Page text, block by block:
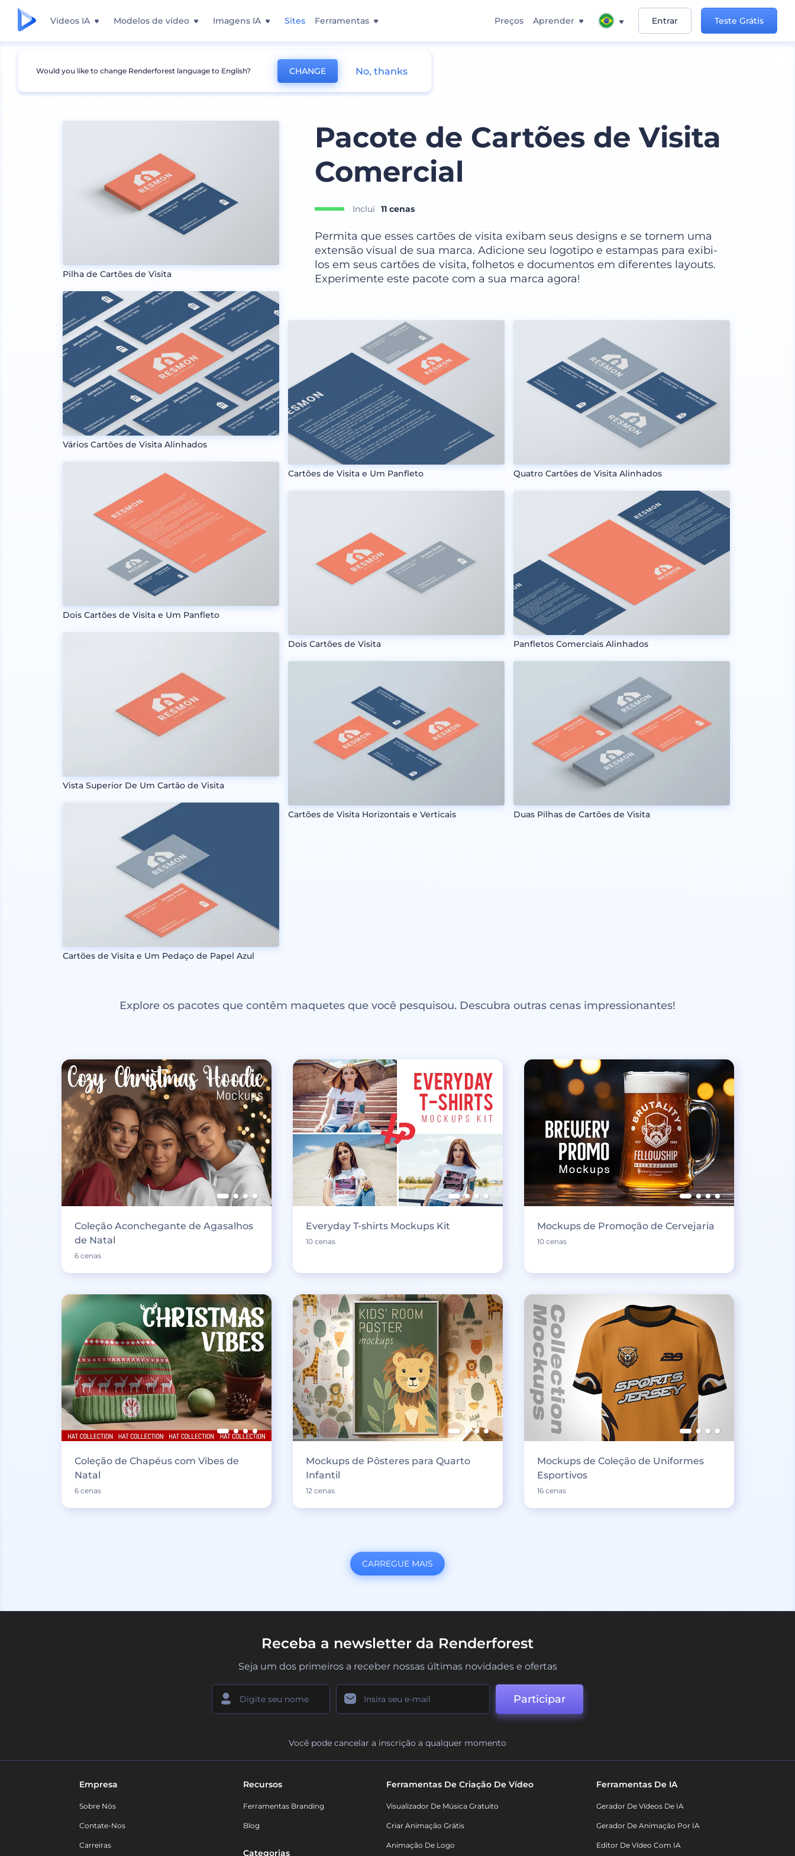
Vídeos IA Modelos de vídeo Imagens IA Sites Ferramentas Preços Aprender Entrar Teste Grátis
Mockups Impressão Mockup de Panfleto
Pilha de Cartões de Visita
Vários Cartões de Visita Alinhados
Dois Cartões de Visita e Um Panfleto
Vista Superior De Um Cartão de Visita
Cartões de Visita e Um Pedaço de Papel Azul
Pacote de Cartões de Visita
Comercial
Inclui 11 cenas
Permita que esses cartões de visita exibam seus designs e se tornem uma
extensão visual de sua marca. Adicione seu logotipo e estampas para exibi-
los em seus cartões de visita, folhetos e documentos em diferentes layouts.
Experimente este pacote com a sua marca agora!
Cartões de Visita e Um Panfleto
Dois Cartões de Visita
Cartões de Visita Horizontais e Verticais
Quatro Cartões de Visita Alinhados
Panfletos Comerciais Alinhados
Duas Pilhas de Cartões de Visita
Explore os pacotes que contêm maquetes que você pesquisou. Descubra outras cenas impressionantes!
Coleção Aconchegante de Agasalhos
de Natal
6 cenas
Everyday T-shirts Mockups Kit
10 cenas
Mockups de Promoção de Cervejaria
10 cenas
Coleção de Chapéus com Vibes de
Natal
6 cenas
Mockups de Pôsteres para Quarto
Infantil
12 cenas
Mockups de Coleção de Uniformes
Esportivos
16 cenas
CARREGUE MAIS
Receba a newsletter da Renderforest
Seja um dos primeiros a receber nossas últimas novidades e ofertas
Participar
Você pode cancelar a inscrição a qualquer momento
Empresa
Sobre Nós
Contate-Nos
Carreiras
Recursos
Ferramentas Branding
Blog
Categorias
Ferramentas De Criação De Vídeo
Visualizador De Música Gratuito
Criar Animação Grátis
Animação De Logo
Ferramentas De IA
Gerador De Vídeos De IA
Gerador De Animação Por IA
Editor De Vídeo Com IA
Would you like to change Renderforest language to English? CHANGE No, thanks